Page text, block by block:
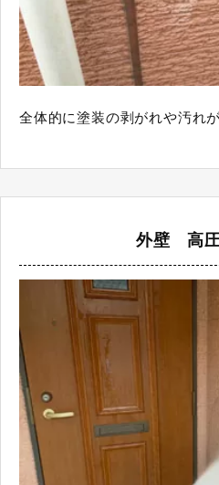
全体的に塗装の剥がれや汚れ
外壁 高